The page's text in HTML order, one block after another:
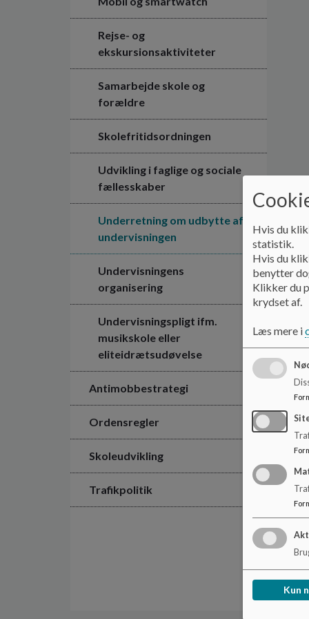
Rejse- og
ekskursionsaktiviteter
Samarbejde skole og
forældre
Skolefritidsordningen
Udvikling i faglige og sociale
fællesskaber
Underretning om udbytte af
undervisningen
Undervisningens
organisering
Undervisningspligt ifm.
musikskole eller
eliteidrætsudøvelse
Antimobbestrategi
Ordensregler
Skoleudvikling
Trafikpolitik
Hvis du
statistik.
Hvis du
benytter
Klikker du
krydset af.
Læs mere i
Kun